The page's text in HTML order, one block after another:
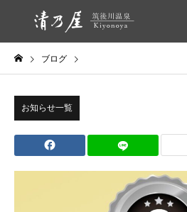
ブログ
お知らせ一覧